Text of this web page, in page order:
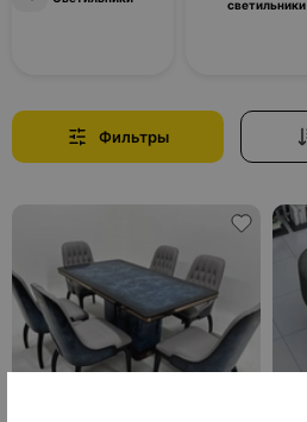
светильники
Фильтры